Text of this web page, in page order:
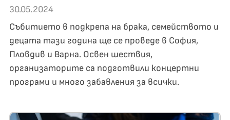
30.05.2024
Събитието в подкрепа на брака, семейството и
децата тази година ще се проведе в София,
Пловдив и Варна. Освен шествия,
организаторите са подготвили концертни
програми и много забавления за всички.